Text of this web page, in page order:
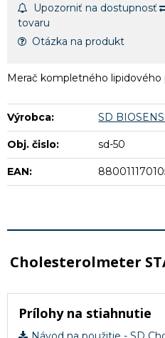
Upozorniť na dostupnosť
tovaru
Otázka na produkt
Merač kompletného lipidového
Výrobca: SD
Obj. čislo: sd-50
EAN:
Cholesterolmeter
Prílohy na stiahnutie